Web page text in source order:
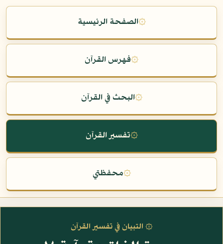
۞الصفحة الرئيسية
۞فهرس القرآن
۞البحث في القرآن
۞تفسير القرآن
۞محفظتي
۞ التبيان في تفسير القرآن